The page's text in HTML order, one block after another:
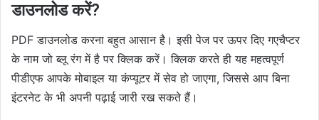
डाउनलोड करें?
PDF डाउनलोड करना बहुत आसान है। इसी पेज पर ऊपर दिए गएचैप्टर
के नाम जो ब्लू रंग में है पर क्लिक करें। क्लिक करते ही यह महत्वपूर्ण
पीडीएफ आपके मोबाइल या कंप्यूटर में सेव हो जाएगा, जिससे आप बिना
इंटरनेट के भी अपनी पढ़ाई जारी रख सकते हैं।